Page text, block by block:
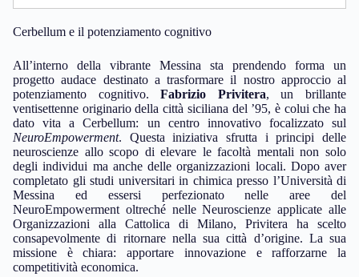
Cerbellum e il potenziamento cognitivo
All’interno della vibrante Messina sta prendendo forma un
progetto audace destinato a trasformare il nostro approccio al
potenziamento cognitivo.Fabrizio Privitera, un brillante
ventisettenne originario della città siciliana del ’95, è colui che ha
dato vita a Cerbellum: un centro innovativo focalizzato sul
NeuroEmpowerment. Questa iniziativa sfrutta i principi delle
neuroscienze allo scopo di elevare le facoltà mentali non solo
degli individui ma anche delle organizzazioni locali. Dopo aver
completato gli studi universitari in chimica presso l’Università di
Messina ed essersi perfezionato nelle aree del
NeuroEmpowerment oltreché nelle Neuroscienze applicate alle
Organizzazioni alla Cattolica di Milano, Privitera ha scelto
consapevolmente di ritornare nella sua città d’origine. La sua
missione è chiara: apportare innovazione e rafforzarne la
competitività economica.